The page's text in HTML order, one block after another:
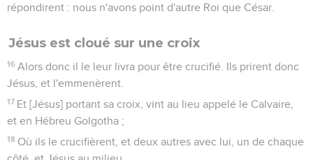
répondirent : nous n'avons point d'autre Roi que César.
Jésus est cloué sur une croix
16 Alors donc il le leur livra pour être crucifié. Ils prirent donc
Jésus, et l'emmenèrent.
17 Et [Jésus] portant sa croix, vint au lieu appelé le Calvaire,
et en Hébreu Golgotha ;
18 Où ils le crucifièrent, et deux autres avec lui, un de chaque